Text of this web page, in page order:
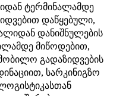
ტერმინალამდე
დაწყებული,
დანიშნულების
მიწოდებით,
გადაზიდვების
სარკინიგზო